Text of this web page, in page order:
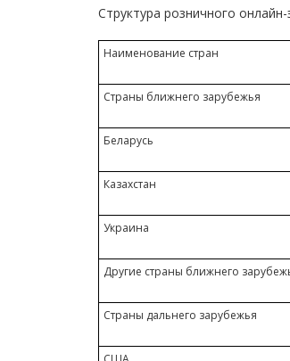
Структура розничного
Наименование стран
Страны ближнего зарубежья
Беларусь
Казахстан
Украина
Другие страны ближнего
Страны дальнего зарубежья